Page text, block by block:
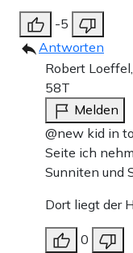
-5
Antworten
Robert
58T
Melden
@new kid in
Seite ich
Sunniten und
Dort liegt der
0